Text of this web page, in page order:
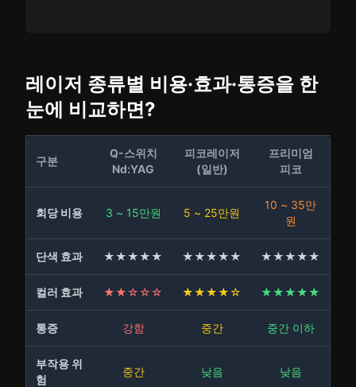
레이저 종류별 비용·효과·통증을 한
눈에 비교하면?
구분
Q-스위치
Nd:YAG
피코레이저
(일반)
프리미엄
피코
회당 비용 3 ~ 15만원 5 ~ 25만원
10 ~ 35만
원
단색 효과 ★★★★★ ★★★★★ ★★★★★
컬러 효과 ★★☆☆☆ ★★★★☆ ★★★★★
통증 강함 중간 중간 이하
부작용 위
험
중간 낮음 낮음